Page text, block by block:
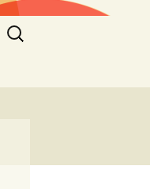
Suchen
nach: